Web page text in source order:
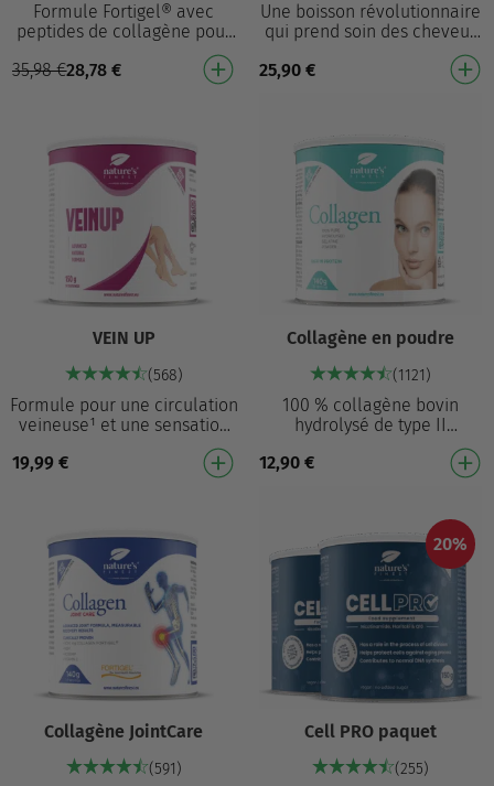
Formule Fortigel® avec
peptides de collagène pour
des articulations saines et
mobiles³ Collagène
35,98€28,78€
Une boisson révolutionnaire
qui prend soin des cheveux
de l'intérieur! Contribue à
maintenir des cheveux sains¹
25,90€
VEIN UP
(568)
Formule pour une circulation
veineuse¹ et une sensation
de jambes légères¹ Pour des
jambes fatiguées¹ Aide à
19,99€
Collagène en poudre
(1121)
100 % collagène bovin
hydrolysé de type II
meilleure absorption –
décomposé en peptides plus
12,90€
Collagène JointCare
(591)
20%
Cell PRO paquet
(255)